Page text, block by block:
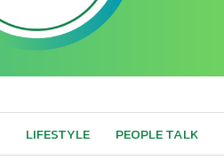
LIFESTYLE PEOPLE TALK